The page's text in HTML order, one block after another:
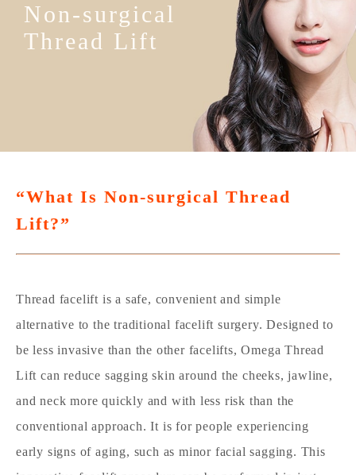
Non-surgical
Thread Lift
“What Is Non-surgical Thread
Lift?”
Thread facelift is a safe, convenient and simple
alternative to the traditional facelift surgery. Designed to
be less invasive than the other facelifts, Omega Thread
Lift can reduce sagging skin around the cheeks, jawline,
and neck more quickly and with less risk than the
conventional approach. It is for people experiencing
early signs of aging, such as minor facial sagging. This